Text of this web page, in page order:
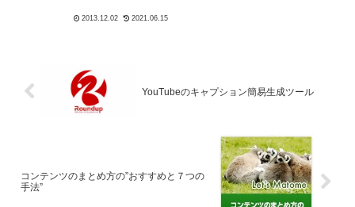
ればどうしようもない、と
的にいざ「コンテンツを作
ろう！」と思っても、いった
いどんなものをつくれば
YouTubeのキャプション簡易生成ツール
コンテンツのまとめ方の”おすすめと７つの
手法”